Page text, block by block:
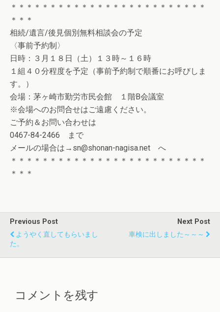
＊＊＊＊＊＊＊＊＊＊＊＊＊＊＊＊＊＊＊＊＊＊＊＊＊
＊＊＊
相続/遺言/後見個別無料相談会の予定
〈事前予約制〉
日時：３月１８日（土）１３時～１６時
１組４０分程度を予定（事前予約制で順番にお呼びしま
す。）
会場：茅ヶ崎市勤労市民会館 １階B会議室
※会場へのお問合せはご遠慮ください。
ご予約＆お問い合わせは
0467-84-2466 まで
メールの場合は→sn@shonan-nagisa.net へ
＊＊＊＊＊＊＊＊＊＊＊＊＊＊＊＊＊＊＊＊＊＊＊＊＊
＊＊＊
Previous Post
ようやく直してもらいまし
た。
Next Post
車検に出しました～～～
コメントを残す